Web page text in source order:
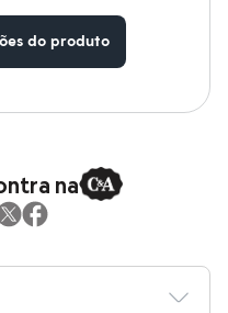
do produto
na